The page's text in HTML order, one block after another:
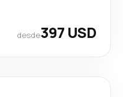
desde397 USD